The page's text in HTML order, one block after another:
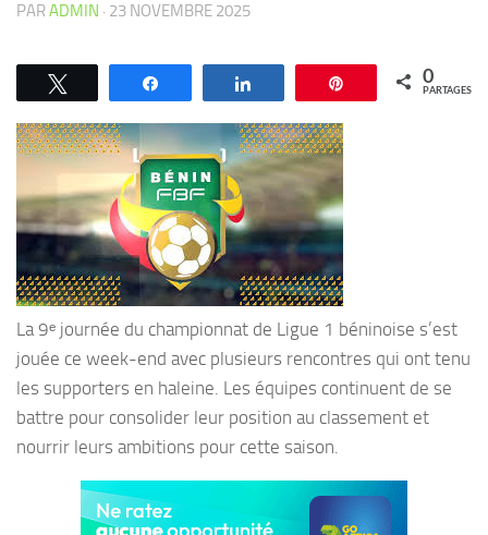
PARADMIN · 23 NOVEMBRE 2025
Épingle 0
PARTAGES
La 9ᵉ journée du championnat de Ligue 1 béninoise s’est
jouée ce week-end avec plusieurs rencontres qui ont tenu
les supporters en haleine. Les équipes continuent de se
battre pour consolider leur position au classement et
nourrir leurs ambitions pour cette saison.